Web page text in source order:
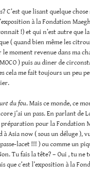
C’est que lisant quelque
à la Fondation
!) et qui n’est autre que
( quand bien même les
le moment revenue dans ma
) puis au diner de
cela me fait toujours un peu
du fou. Mais ce monde, ce
j’ai un pass. En parlant de
préparation pour la Fondation
Asia now ( sous un déluge ),
lacet !!! ) ou comme un
Tu fais la tête? – Oui , tu ne
que c’est l’exposition à la